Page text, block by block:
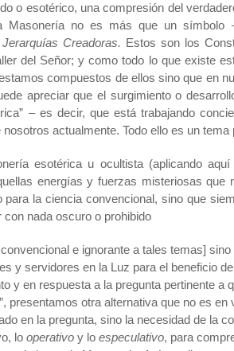
o esotérico, una compresión del
no es más que un símbolo
Jerarquías Creadoras. Estos son los
del Señor; y como todo lo que existe
compuestos de ellos sino que en
apreciar que el surgimiento o
– es decir, que está trabajando
actualmente. Todo ello es un
esotérica u ocultista (aplicando aquí
energías y fuerzas misteriosas que
para la ciencia convencional, sino que
nada oscuro o prohibido
e ignorante a tales temas]
y servidores en la Luz para el beneficio
y en respuesta a la pregunta pertinente a
presentamos otra alternativa que no es
en la pregunta, sino la necesidad de la
lo operativo y lo especulativo, para